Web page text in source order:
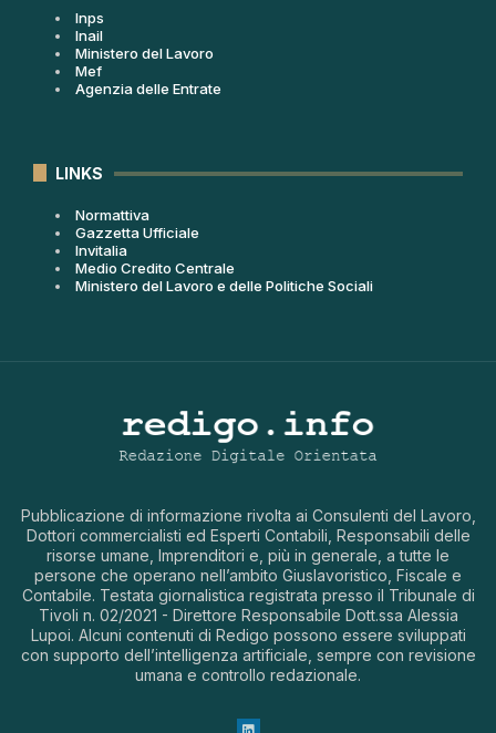
Inps
Inail
Ministero del Lavoro
Mef
Agenzia delle Entrate
LINKS
Normattiva
Gazzetta Ufficiale
Invitalia
Medio Credito Centrale
Ministero del Lavoro e delle Politiche Sociali
Pubblicazione di informazione rivolta ai Consulenti del Lavoro,
Dottori commercialisti ed Esperti Contabili, Responsabili delle
risorse umane, Imprenditori e, più in generale, a tutte le
persone che operano nell’ambito Giuslavoristico, Fiscale e
Contabile. Testata giornalistica registrata presso il Tribunale di
Tivoli n. 02/2021 - Direttore Responsabile Dott.ssa Alessia
Lupoi. Alcuni contenuti di Redigo possono essere sviluppati
con supporto dell’intelligenza artificiale, sempre con revisione
umana e controllo redazionale.